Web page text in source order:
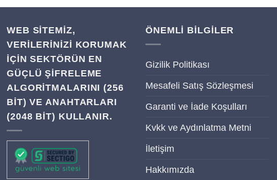
WEB SITEMIZ,
VERILERINIZI KORUMAK
IÇIN SEKTÖRÜN EN
GÜÇLÜ ŞIFRELEME
ALGORITMALARINI (256
BIT) VE ANAHTARLARI
(2048 BIT) KULLANIR.
ÖNEMLİ BİLGİLER
Gizilik Politikası
Mesafeli Satış Sözleşmesi
Garanti ve İade Koşulları
Kvkk ve Aydınlatma Metni
İletişim
Hakkımızda